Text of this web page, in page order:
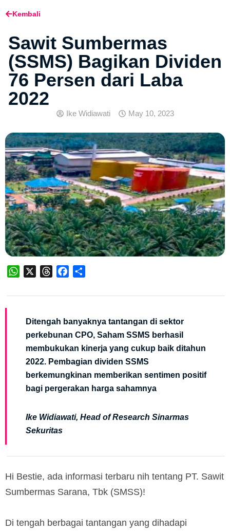
Kembali
Sawit Sumbermas
(SSMS) Bagikan Dividen
76 Persen dari Laba
2022
Ike Widiawati May 10, 2023
WhatsApp ThreadsFacebook
Ditengah banyaknya tantangan di sektor
perkebunan CPO, Saham SSMS berhasil
membukukan kinerja yang cukup baik ditahun
2022. Pembagian dividen SSMS
berkemungkinan memberikan sentimen positif
bagi pergerakan harga sahamnya
Ike Widiawati, Head of Research Sinarmas
Sekuritas
Hi Bestie, ada informasi terbaru nih tentang PT. Sawit
Sumbermas Sarana, Tbk (SMSS)!
Di tengah berbagai tantangan yang dihadapi